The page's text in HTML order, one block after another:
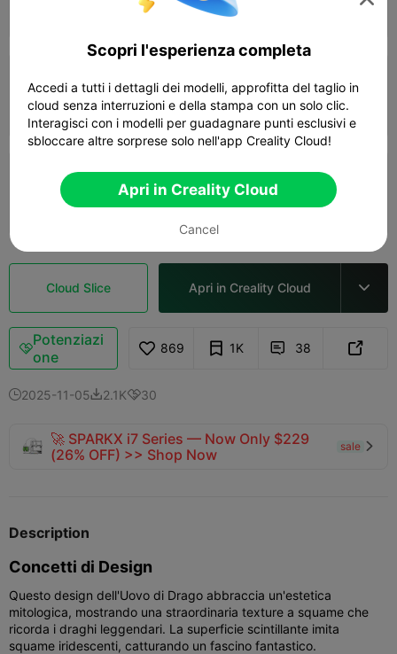
Autore 10h 13m
0.16mm layer, 2 walls, 15% infill
 03h 20m  1 plates  59.93g
 02h 23m  1 plates  60.15g
Cloud Slice Apri in Creality Cloud 
Potenziazi
one
869 1K  38 
2025-11-052.1K30
🚀 SPARKX i7 Series — Now Only $229
(26% OFF) >> Shop Now
sale 
Description
Concetti di Design
Questo design dell'Uovo di Drago abbraccia un'estetica
mitologica, mostrando una straordinaria texture a squame che
ricorda i draghi leggendari. La superficie scintillante imita
squame iridescenti, catturando un fascino fantastico.
Scopri l'esperienza completa
Accedi a tutti i dettagli dei modelli, approfitta del taglio in
cloud senza interruzioni e della stampa con un solo clic.
Interagisci con i modelli per guadagnare punti esclusivi e
sbloccare altre sorprese solo nell'app Creality Cloud!
Apri in Creality Cloud
Cancel